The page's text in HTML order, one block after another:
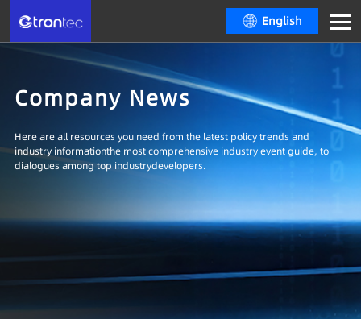
English
Company News
Here are all resources you need from the latest policy trends and
industry informationthe most comprehensive industry event guide, to
dialogues among top industrydevelopers.